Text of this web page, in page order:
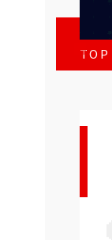
TOP